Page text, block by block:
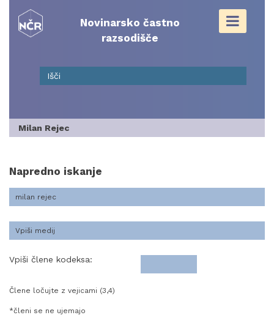
content
Novinarsko častno
razsodišče
Milan Rejec
Napredno iskanje
Vpiši člene kodeksa:
Člene ločujte z vejicami (3,4)
*členi se ne ujemajo